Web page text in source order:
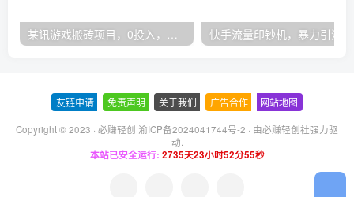
某讯游戏搬砖项目，0投入，可以挂机，轻松上手,月入3000+上不封顶
友链申请 免责声明 关于我们 广告合作 网站地图
Copyright © 2023 · 必赚轻创 渝ICP备2024041744号-2 · 由必赚轻创社强力驱
动.
本站已安全运行: 2735天23小时52分55秒